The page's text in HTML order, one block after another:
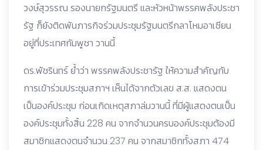
วงษ์สุวรรณ รองนายกรัฐมนตรี และหัวหน้าพรรคพลังประชา
รัฐ ก็ยังติดพันภารกิจร่วมประชุมรัฐมนตรีกลาโหมอาเซียน
อยู่ที่ประเทศกัมพูชา วานนี้
ดร.พัชรินทร์ ย้ำว่า พรรคพลังประชารัฐ ให้ความสำคัญกับ
การเข้าร่วมประชุมสภาฯ เห็นได้จากตัวเลข ส.ส. แสดงตน
เป็นองค์ประชุม ก่อนเกิดเหตุสภาล่มวานนี้ ที่มีผู้แสดงตนเป็น
องค์ประชุมทั้งสิ้น 228 คน จากจำนวนครบองค์ประชุมต้องมี
สมาชิกแสดงตนจำนวน 237 คน จากสมาชิกทั้งสภา 474